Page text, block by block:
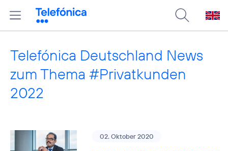
Telefónica Deutschland News
zum Thema #Privatkunden
2022
02. Oktober 2020